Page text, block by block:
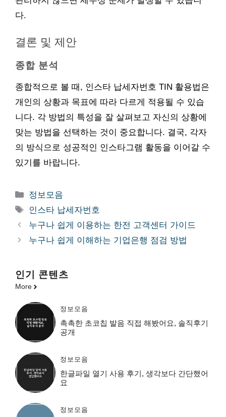
다.
결론 및 제안
종합 분석
종합적으로 볼 때, 인스타 납세자번호 TIN 활용법은
개인의 상황과 목표에 따라 다르게 적용될 수 있습
니다. 각 방법의 특성을 잘 살펴보고 자신의 상황에
맞는 방법을 선택하는 것이 중요합니다. 결국, 각자
의 방식으로 성공적인 인스타그램 활동을 이어갈 수
있기를 바랍니다.
카
테
리
정보모음
태
그
인스타 납세자번호
누구나 쉽게 이용하는 한전 고객센터 가이드
누구나 쉽게 이해하는 기업은행 점검 방법
인기 콘텐츠
More
정보모음
촉촉한 초코칩 발음 직접 해봤어요, 솔직후기
공개
정보모음
한글파일 열기 사용 후기, 생각보다 간단했어
요
정보모음